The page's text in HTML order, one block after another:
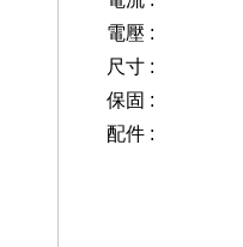
電壓 :
尺寸 :
保固 :
配件 :